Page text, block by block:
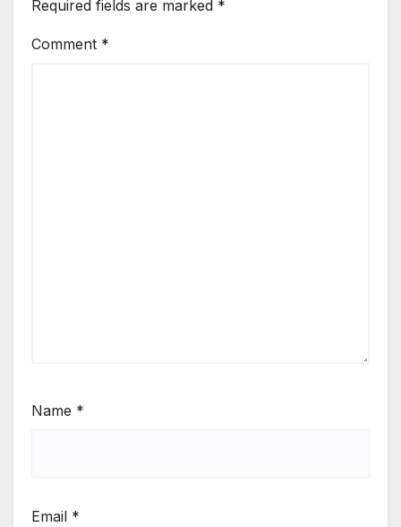
Required fields are marked *
Comment *
Name *
Email *